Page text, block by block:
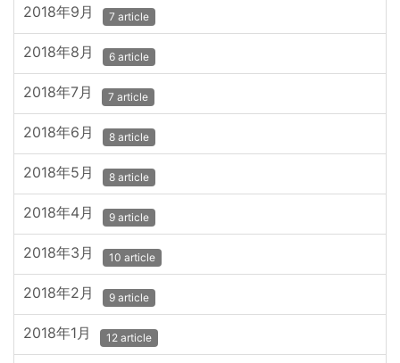
2018年9月 7 article
2018年8月 6 article
2018年7月 7 article
2018年6月 8 article
2018年5月 8 article
2018年4月 9 article
2018年3月 10 article
2018年2月 9 article
2018年1月 12 article